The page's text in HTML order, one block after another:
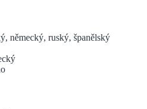
německý, ruský, španělský